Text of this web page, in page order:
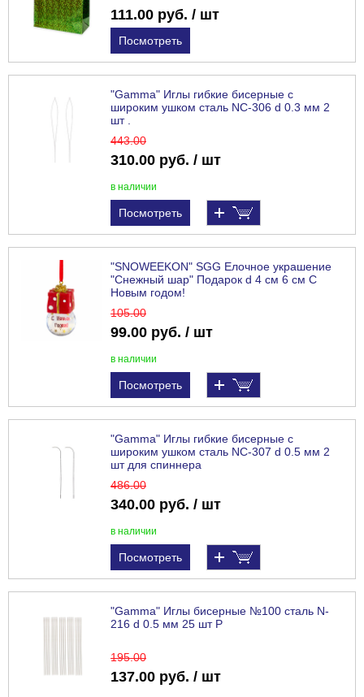
111.00 руб. / шт
Посмотреть
"Gamma" Иглы гибкие бисерные с
широким ушком сталь NC-306 d 0.3 мм 2
шт .
443.00
310.00 руб. / шт
в наличии
Посмотреть
"SNOWEEKON" SGG Елочное украшение
"Снежный шар" Подарок d 4 см 6 см С
Новым годом!
105.00
99.00 руб. / шт
в наличии
Посмотреть
"Gamma" Иглы гибкие бисерные с
широким ушком сталь NC-307 d 0.5 мм 2
шт для спиннера
486.00
340.00 руб. / шт
в наличии
Посмотреть
"Gamma" Иглы бисерные №100 сталь N-
216 d 0.5 мм 25 шт Р
195.00
137.00 руб. / шт